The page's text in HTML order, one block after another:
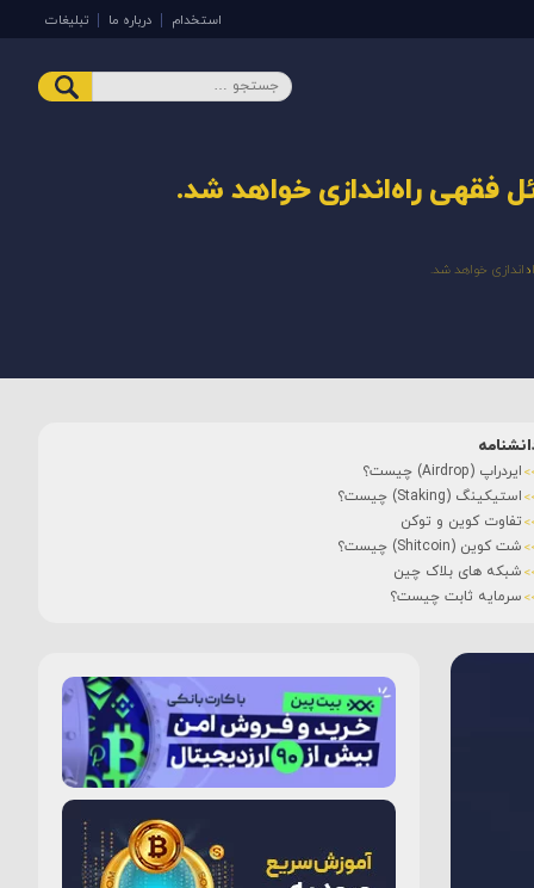
استخدام درباره ما تبلیغات
فقهی راه‌اندازی خواهد شد.
خواهد شد.
ایردراپ (Airdrop) چیست؟
استیکینگ (Staking) چیست؟
تفاوت کوین و توکن
شت کوین (Shitcoin) چیست؟
شبکه های بلاک چین
سرمایه ثابت چیست؟